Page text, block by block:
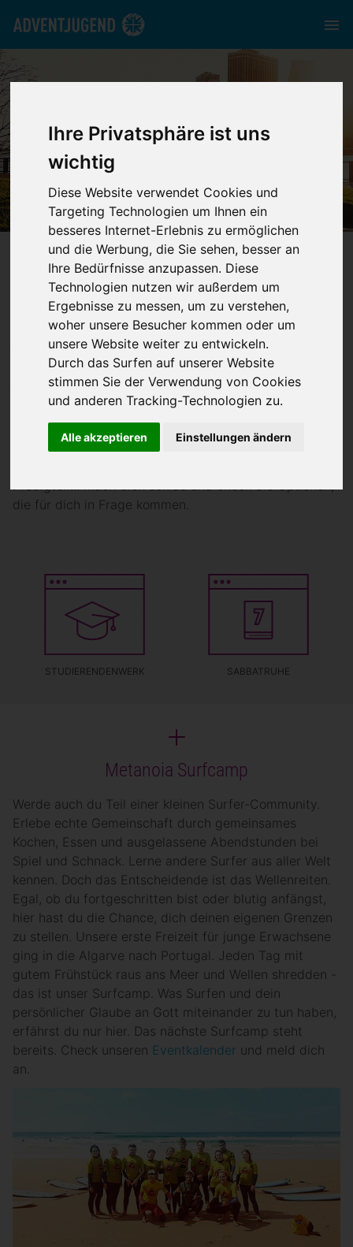
Ihre Privatsphäre ist uns
wichtig
Diese Website verwendet Cookies und
Targeting Technologien um Ihnen ein
besseres Internet-Erlebnis zu ermöglichen
und die Werbung, die Sie sehen, besser an
Ihre Bedürfnisse anzupassen. Diese
Technologien nutzen wir außerdem um
Ergebnisse zu messen, um zu verstehen,
woher unsere Besucher kommen oder um
unsere Website weiter zu entwickeln.
Durch das Surfen auf unserer Website
stimmen Sie der Verwendung von Cookies
und anderen Tracking-Technologien zu.
Alle akzeptieren Einstellungen ändern
JUNGE ERWACHSENE
nord.adventjugend.de //Unsere Bereiche //Junge
Erwachsene
Junge Erwachsene im Norden
Die Schule hast du hinter dir gelassen, beginnst einen
neuen Lebensabschnitt und du fragst dich, ob du
eigentlich zu alt bist, um noch als jugendlich zu gelten?
Dann bist du hier richtig. Treffe andere junge
Menschen und Junggebliebene, erlebe deinen
Predigten... mach dich schlau und check die Optionen,
die für dich in Frage kommen.
STUDIERENDENWERK SABBATRUHE
Metanoia Surfcamp
Werde auch du Teil einer kleinen Surfer-Community.
Erlebe echte Gemeinschaft durch gemeinsames
Kochen, Essen und ausgelassene Abendstunden bei
Spiel und Schnack. Lerne andere Surfer aus aller Welt
kennen. Doch das Entscheidende ist das Wellenreiten.
Egal, ob du fortgeschritten bist oder blutig anfängst,
hier hast du die Chance, dich deinen eigenen Grenzen
zu stellen. Unsere erste Freizeit für junge Erwachsene
ging in die Algarve nach Portugal. Jeden Tag mit
gutem Frühstück raus ans Meer und Wellen shredden -
das ist unser Surfcamp. Was Surfen und dein
persönlicher Glaube an Gott miteinander zu tun haben,
erfährst du nur hier. Das nächste Surfcamp steht
bereits. Check unseren Eventkalender und meld dich
an.